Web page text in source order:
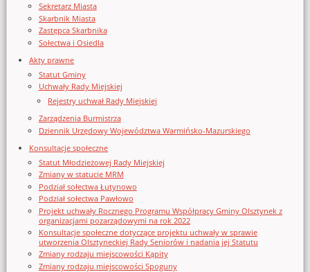
Sekretarz Miasta
Skarbnik Miasta
Zastępca Skarbnika
Sołectwa i Osiedla
Akty prawne
Statut Gminy
Uchwały Rady Miejskiej
Rejestry uchwał Rady Miejskiej
Zarządzenia Burmistrza
Dziennik Urzędowy Województwa Warmińsko-Mazurskiego
Konsultacje społeczne
Statut Młodzieżowej Rady Miejskiej
Zmiany w statucie MRM
Podział sołectwa Łutynowo
Podział sołectwa Pawłowo
Projekt uchwały Rocznego Programu Współpracy Gminy Olsztynek z
organizacjami pozarządowymi na rok 2022
Konsultacje społeczne dotyczące projektu uchwały w sprawie
utworzenia Olsztyneckiej Rady Seniorów i nadania jej Statutu
Zmiany rodzaju miejscowości Kąpity
Zmiany rodzaju miejscowości Spoguny